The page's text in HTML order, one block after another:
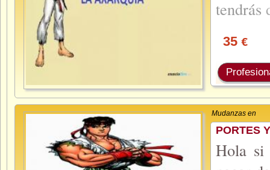
tendrás
35 €
Mudanzas en
PORTES
Hola si